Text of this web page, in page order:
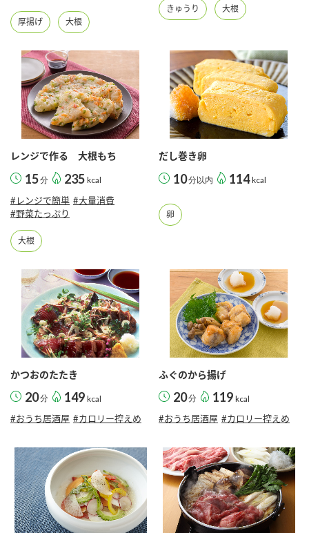
厚揚げ 大根
きゅうり 大根
レンジで作る 大根もち
15分 235 kcal
#レンジで簡単 #大量消費
#野菜たっぷり
大根
だし巻き卵
10分以内 114 kcal
卵
かつおのたたき
20分 149 kcal
#おうち居酒屋 #カロリー控えめ
ふぐのから揚げ
20分 119 kcal
#おうち居酒屋 #カロリー控えめ